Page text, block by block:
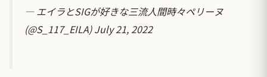
— エイラとSIGが好きな三流人間時々ペリーヌ
(@S_117_EILA)July 21, 2022